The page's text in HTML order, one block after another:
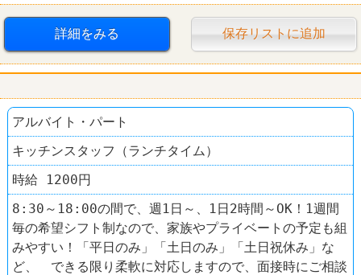
交通費支給 制服あり 社員登用あり
禁煙・分煙
詳細をみる 保存リストに追加
アルバイト・パート
キッチンスタッフ（ランチタイム）
時給 1200円
8:30～18:00の間で、週1日～、1日2時間～OK！1週間
毎の希望シフト制なので、家族やプライベートの予定も組
みやすい！「平日のみ」「土日のみ」「土日祝休み」な
ど、 できる限り柔軟に対応しますので、面接時にご相談